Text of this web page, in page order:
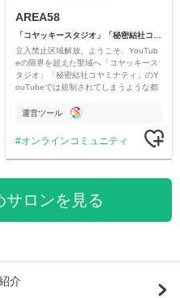
AREA58
立入禁止区域解放。ようこそ、YouTub
eの限界を超えた聖域へ「コヤッキース
タジオ」「秘密結社コヤミナティ」のY
ouTubeでは規制されてしまうような都
公開。
運営ツール
オンラインコミュニティ
サロンを見る
介